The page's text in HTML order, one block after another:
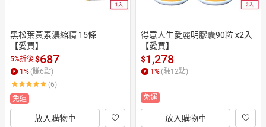
黑松葉黃素濃縮精 15條
【愛買】
5%折後$687
1 % (賺6點)
(6)
免運
放入購物車
得意人生愛麗明膠囊90粒 x2入
【愛買】
$1,278
1 % (賺12點)
免運
放入購物車